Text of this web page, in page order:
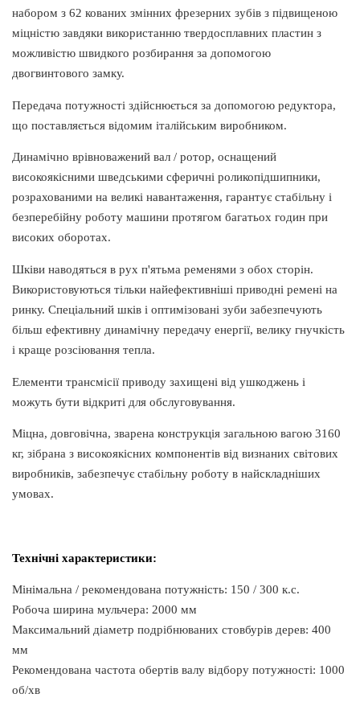
набором з 62 кованих змінних фрезерних зубів з підвищеною
міцністю завдяки використанню твердосплавних пластин з
можливістю швидкого розбирання за допомогою
двогвинтового замку.
Передача потужності здійснюється за допомогою редуктора,
що поставляється відомим італійським виробником.
Динамічно врівноважений вал / ротор, оснащений
високоякісними шведськими сферичні роликопідшипники,
розрахованими на великі навантаження, гарантує стабільну і
безперебійну роботу машини протягом багатьох годин при
високих оборотах.
Шківи наводяться в рух п'ятьма ременями з обох сторін.
Використовуються тільки найефективніші приводні ремені на
ринку. Спеціальний шків і оптимізовані зуби забезпечують
більш ефективну динамічну передачу енергії, велику гнучкість
і краще розсіювання тепла.
Елементи трансмісії приводу захищені від ушкоджень і
можуть бути відкриті для обслуговування.
Міцна, довговічна, зварена конструкція загальною вагою 3160
кг, зібрана з високоякісних компонентів від визнаних світових
виробників, забезпечує стабільну роботу в найскладніших
умовах.
Технічні характеристики:
Мінімальна / рекомендована потужність: 150 / 300 к.с.
Робоча ширина мульчера: 2000 мм
Максимальний діаметр подрібнюваних стовбурів дерев: 400
мм
Рекомендована частота обертів валу відбору потужності: 1000
об/хв